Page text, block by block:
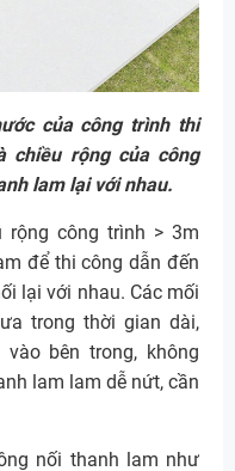
của công trình thi
chiều rộng của công
lam lại với nhau.
rộng công trình > 3m
để thi công dẫn đến
lại với nhau. Các mối
trong thời gian dài,
bên trong, không
lam lam dễ nứt, cần
nối thanh lam như